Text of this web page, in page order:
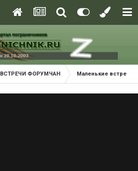
ВСТРЕЧИ ФОРУМЧАН Маленькие встречи